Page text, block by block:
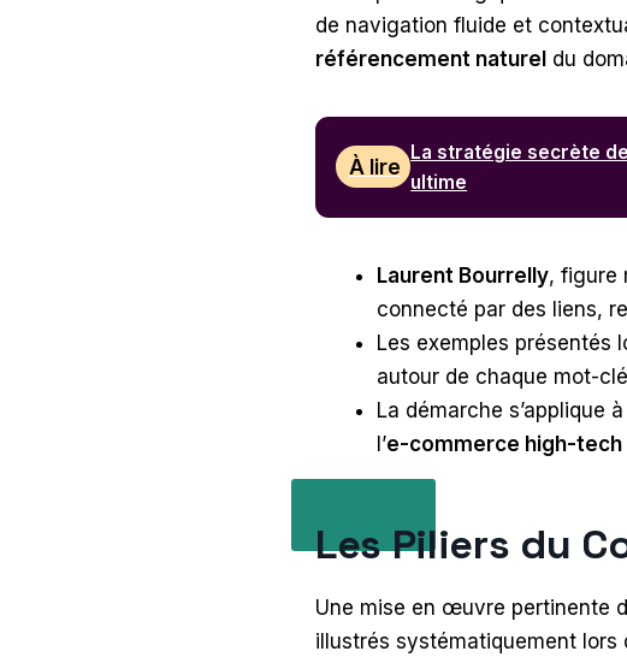
de navigation fluide et
référencement naturel du
À lire
La stratégie secrète
ultime
Laurent Bourrelly, figure
connecté par des liens,
Les exemples présentés
autour de chaque mot-
La démarche s’applique
l’e-commerce high-tech
Les Piliers du
Une mise en œuvre pertinente
illustrés systématiquement